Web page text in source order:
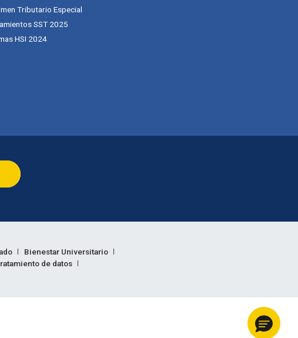
Tributario Especial
SST 2025
HSI 2024
Bienestar Universitario
de datos